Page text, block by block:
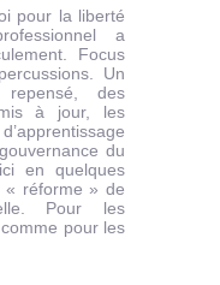
pour la liberté
a
Focus
Un
repensé, des
à jour, les
du
en quelques
« réforme » de
Pour les
pour les